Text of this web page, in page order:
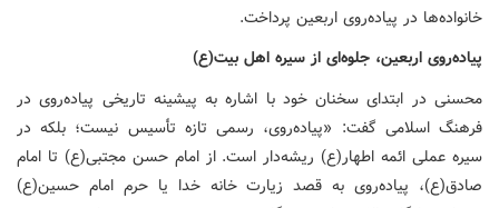
خانواده‌ها در پیاده‌روی اربعین پرداخت.
پیاده‌روی اربعین، جلوه‌ای از سیره اهل بیت(ع)
محسنی در ابتدای سخنان خود با اشاره به پیشینه تاریخی پیاده‌روی در
فرهنگ اسلامی گفت: «پیاده‌روی، رسمی تازه ‌تأسیس نیست؛ بلکه در
سیره عملی ائمه اطهار(ع) ریشه‌دار است. از امام حسن مجتبی(ع) تا امام
صادق(ع)، پیاده‌روی به قصد زیارت خانه خدا یا حرم امام حسین(ع)